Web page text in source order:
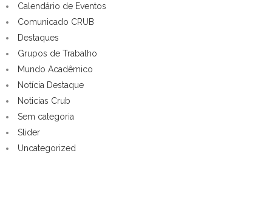
Calendário de Eventos
Comunicado CRUB
Destaques
Grupos de Trabalho
Mundo Acadêmico
Notícia Destaque
Noticias Crub
Sem categoria
Slider
Uncategorized